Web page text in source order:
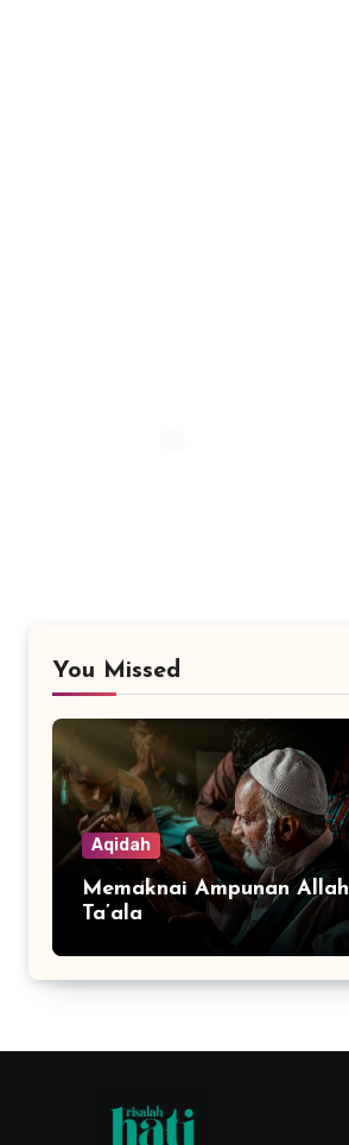
You Missed
Aqidah
Memaknai Ampunan Allah
Ta’ala